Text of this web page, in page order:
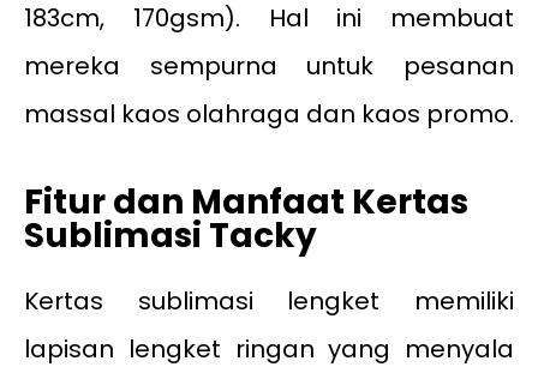
183cm, 170gsm). Hal ini membuat
mereka sempurna untuk pesanan
massal kaos olahraga dan kaos promo.
Fitur dan Manfaat Kertas
Sublimasi Tacky
Kertas sublimasi lengket memiliki
lapisan lengket ringan yang menyala